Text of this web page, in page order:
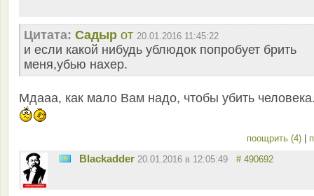
Цитата: Садыр от 20.01.2016 11:45:22
и если какой нибудь ублюдок попробует брить
меня,убью нахер.
Мдааа, как мало Вам надо, чтобы убить
поощрить (4)
Blackadder 20.01.2016 в 12:05:49 # 490692